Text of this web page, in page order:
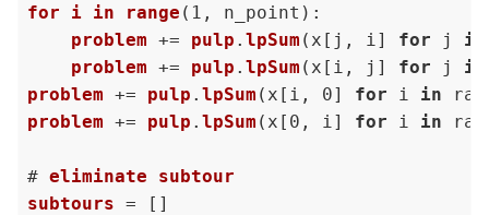
for
i in range ( 1, n_point ):
problem += pulp . lpSum ( x[j, i] for j in
problem += pulp . lpSum ( x[i, j] for j in
problem += pulp . lpSum ( x[i, 0] for i in
problem += pulp . lpSum ( x[0, i] for i in
# eliminate
subtour
subtours